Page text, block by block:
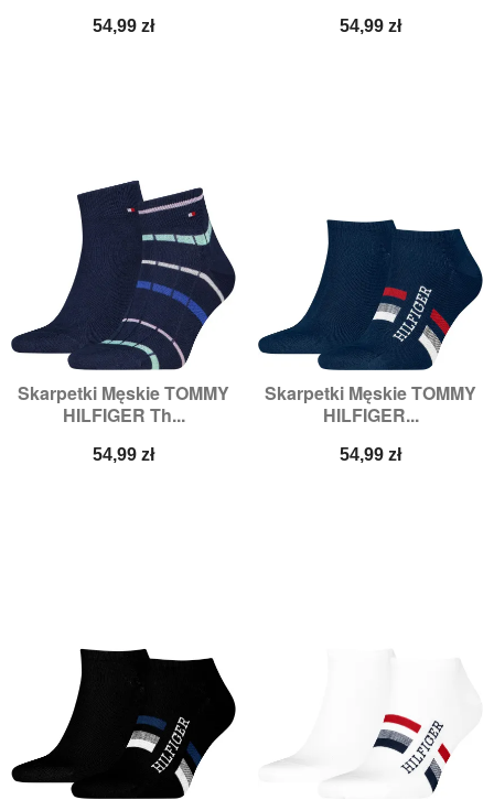
Cena
54,99 zł Cena
54,99 zł
Skarpetki Męskie TOMMY
HILFIGER Th...
Cena
54,99 zł
Skarpetki Męskie TOMMY
HILFIGER...
Cena
54,99 zł